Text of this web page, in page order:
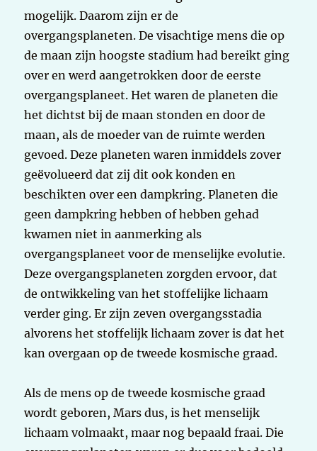
mogelijk. Daarom zijn er de
overgangsplaneten. De visachtige mens die op
de maan zijn hoogste stadium had bereikt ging
over en werd aangetrokken door de eerste
overgangsplaneet. Het waren de planeten die
het dichtst bij de maan stonden en door de
maan, als de moeder van de ruimte werden
gevoed. Deze planeten waren inmiddels zover
geëvolueerd dat zij dit ook konden en
beschikten over een dampkring. Planeten die
geen dampkring hebben of hebben gehad
kwamen niet in aanmerking als
overgangsplaneet voor de menselijke evolutie.
Deze overgangsplaneten zorgden ervoor, dat
de ontwikkeling van het stoffelijke lichaam
verder ging. Er zijn zeven overgangsstadia
alvorens het stoffelijk lichaam zover is dat het
kan overgaan op de tweede kosmische graad.
Als de mens op de tweede kosmische graad
wordt geboren, Mars dus, is het menselijk
lichaam volmaakt, maar nog bepaald fraai. Die